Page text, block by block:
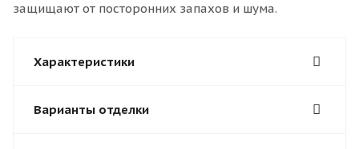
защищают от посторонних запахов и шума.
Характеристики
Варианты отделки